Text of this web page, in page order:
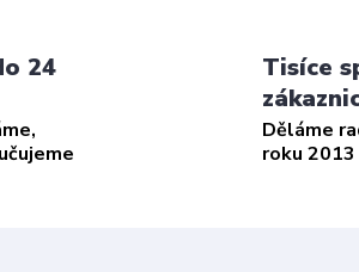
24
Tisíce
Děláme
roku 2013